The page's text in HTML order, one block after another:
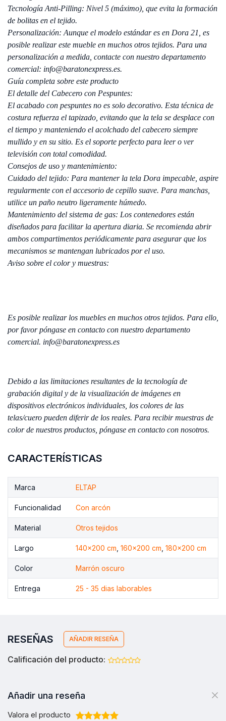
Tecnología Anti-Pilling: Nivel 5 (máximo), que evita la formación
de bolitas en el tejido.
Personalización: Aunque el modelo estándar es en Dora 21, es
posible realizar este mueble en muchos otros tejidos. Para una
personalización a medida, contacte con nuestro departamento
comercial: info@baratonexpress.es.
Guía completa sobre este producto
El detalle del Cabecero con Pespuntes:
El acabado con pespuntes no es solo decorativo. Esta técnica de
costura refuerza el tapizado, evitando que la tela se desplace con
el tiempo y manteniendo el acolchado del cabecero siempre
mullido y en su sitio. Es el soporte perfecto para leer o ver
televisión con total comodidad.
Consejos de uso y mantenimiento:
Cuidado del tejido: Para mantener la tela Dora impecable, aspire
regularmente con el accesorio de cepillo suave. Para manchas,
utilice un paño neutro ligeramente húmedo.
Mantenimiento del sistema de gas: Los contenedores están
diseñados para facilitar la apertura diaria. Se recomienda abrir
ambos compartimentos periódicamente para asegurar que los
mecanismos se mantengan lubricados por el uso.
Aviso sobre el color y muestras:
Es posible realizar los muebles en muchos otros tejidos. Para ello,
por favor póngase en contacto con nuestro departamento
comercial. info@baratonexpress.es
Debido a las limitaciones resultantes de la tecnología de
grabación digital y de la visualización de imágenes en
dispositivos electrónicos individuales, los colores de las
telas/cuero pueden diferir de los reales. Para recibir muestras de
color de nuestros productos, póngase en contacto con nosotros.
CARACTERÍSTICAS
Marca ELTAP
Funcionalidad Con arcón
Material Otros tejidos
Largo 140x200 cm 160x200 cm 180x200 cm
Color Marrón oscuro
Entrega 25 - 35 dias laborables
RESEÑAS AÑADIR RESEÑA
Calificación del producto:
Añadir una reseña
Valora el producto